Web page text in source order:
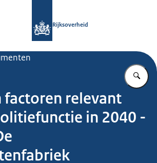
Rijksoverheid
factoren relevant
in 2040 -